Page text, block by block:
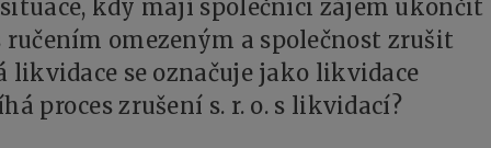
kdy mají společníci zájem ukončit
omezeným a společnost zrušit
likvidace se označuje jako likvidace
proces zrušení s. r. o. s likvidací?